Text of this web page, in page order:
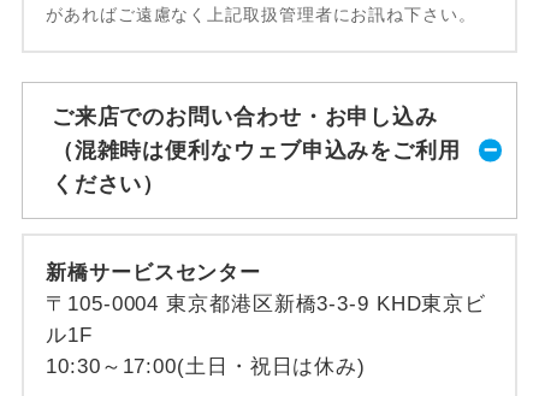
があればご遠慮なく上記取扱管理者にお訊ね下さい。
ご来店でのお問い合わせ・お申し込み
（混雑時は便利なウェブ申込みをご利用
ください）
新橋サービスセンター
〒105-0004 東京都港区新橋3-3-9 KHD東京ビ
ル1F
10:30～17:00(土日・祝日は休み)